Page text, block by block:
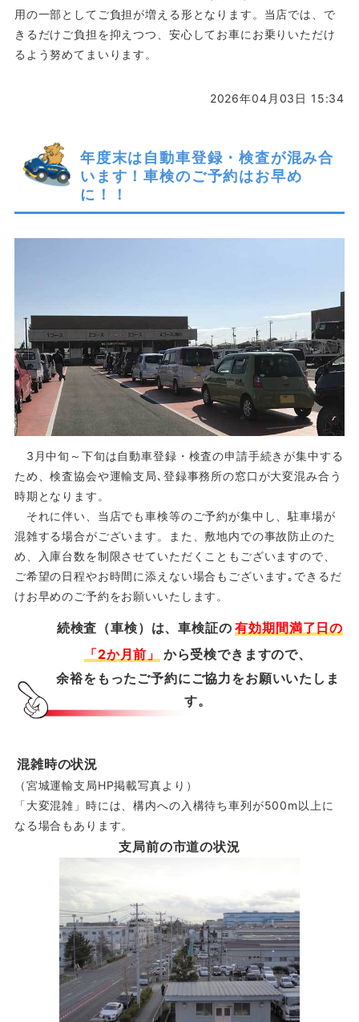
用の一部としてご負担が増える形となります。当店では、で
きるだけご負担を抑えつつ、安心してお車にお乗りいただけ
るよう努めてまいります。
2026年04月03日 15:34
年度末は自動車登録・検査が混み合
います！車検のご予約はお早め
に！！
3月中旬～下旬は自動車登録・検査の申請手続きが集中する
ため、検査協会や運輸支局､登録事務所の窓口が大変混み合う
時期となります。
それに伴い、当店でも車検等のご予約が集中し、駐車場が
混雑する場合がございます。また、敷地内での事故防止のた
め、入庫台数を制限させていただくこともございますので、
ご希望の日程やお時間に添えない場合もございます｡できるだ
けお早めのご予約をお願いいたします。
続検査（車検）は、車検証の 有効期間満了日の
「2か月前」
から受検できますので、
余裕をもったご予約にご協力をお願いいたしま
す。
混雑時の状況
（宮城運輸支局HP掲載写真より）
「大変混雑」時には、構内への入構待ち車列が500m以上に
なる場合もあります。
支局前の市道の状況